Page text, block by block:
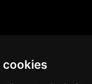
cookies